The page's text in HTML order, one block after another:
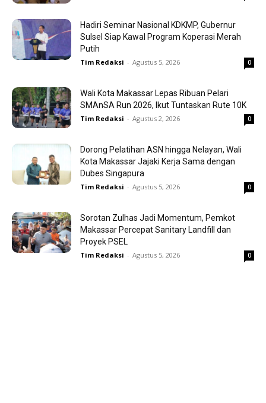
Hadiri Seminar Nasional KDKMP, Gubernur
Sulsel Siap Kawal Program Koperasi Merah
Putih
Tim Redaksi - Agustus 5, 2026 0
Wali Kota Makassar Lepas Ribuan Pelari
SMAnSA Run 2026, Ikut Tuntaskan Rute 10K
Tim Redaksi - Agustus 2, 2026 0
Dorong Pelatihan ASN hingga Nelayan, Wali
Kota Makassar Jajaki Kerja Sama dengan
Dubes Singapura
Tim Redaksi - Agustus 5, 2026 0
Sorotan Zulhas Jadi Momentum, Pemkot
Makassar Percepat Sanitary Landfill dan
Proyek PSEL
Tim Redaksi - Agustus 5, 2026 0